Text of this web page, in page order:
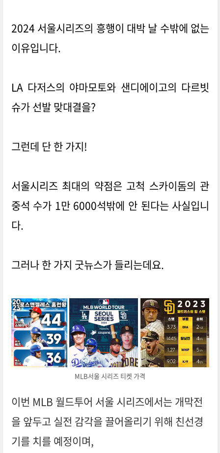
2024 서울시리즈의 흥행이 대박 날 수밖에 없는
이유입니다.
LA 다저스의 야마모토와 샌디에이고의 다르빗
슈가 선발 맞대결을?
그런데 단 한 가지!
서울시리즈 최대의 약점은 고척 스카이돔의 관
중석 수가 1만 6000석밖에 안 된다는 사실입니
다.
그러나 한 가지 굿뉴스가 들리는데요.
MLB서울 시리즈 티켓 가격
이번 MLB 월드투어 서울 시리즈에서는 개막전
을 앞두고 실전 감각을 끌어올리기 위해 친선경
기를 치를 예정이며,